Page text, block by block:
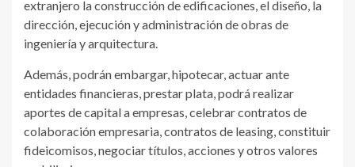
extranjero la construcción de edificaciones, el diseño, la
dirección, ejecución y administración de obras de
ingeniería y arquitectura.
Además, podrán embargar, hipotecar, actuar ante
entidades financieras, prestar plata, podrá realizar
aportes de capital a empresas, celebrar contratos de
colaboración empresaria, contratos de leasing, constituir
fideicomisos, negociar títulos, acciones y otros valores